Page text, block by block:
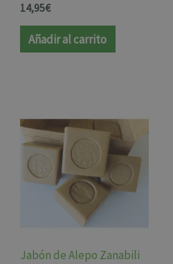
Valorado
con
4.85
de 5
14,95€
Añadir al carrito
Jabón de Alepo Zanabili